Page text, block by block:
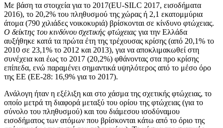
Mε βάση τα στοιχεία για το 2017(EU-SILC 2017, εισοδήματα
2016), το 20,2% του πληθυσμού της χώρας ή 2,1 εκατομμύρια
άτομα (790 χιλιάδες νοικοκυριά) βρίσκονται σε κίνδυνο φτώχειας.
Ο δείκτης του κινδύνου σχετικής φτώχειας για την Ελλάδα
αυξήθηκε κατά τα πρώτα έτη της τρέχουσας κρίσης (από 20,1% το
2010 σε 23,1% το 2012 και 2013), για να αποκλιμακωθεί στη
συνέχεια και έως το 2017 (20,2%) φθάνοντας στα προ κρίσης
επίπεδα, ενώ παραμένει σημαντικά υψηλότερος από το μέσο όρο
της ΕΕ (ΕΕ-28: 16,9% για το 2017).
Ανάλογη ήταν η εξέλιξη και στο χάσμα της σχετικής φτώχειας, το
οποίο μετρά τη διαφορά μεταξύ του ορίου της φτώχειας (για το
σύνολο του πληθυσμού) και του διάμεσου ισοδύναμου
εισοδήματος των ατόμων που βρίσκονται κάτω από το όριο της